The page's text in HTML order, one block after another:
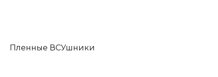
Пленные ВСУшники